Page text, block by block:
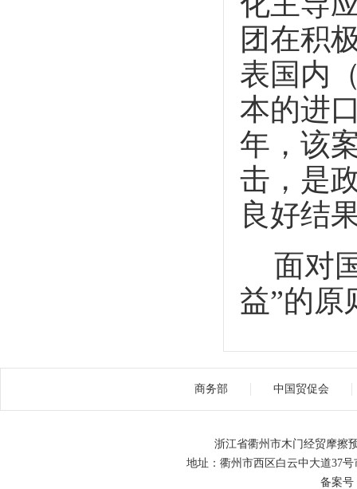
团在积
表国内
本的进
年，该
击，是
良好结
面对
益”的原
商务部 中国贸促会
浙江省衢州市木门经贸摩擦
地址：衢州市西区白云中大道37
备案号